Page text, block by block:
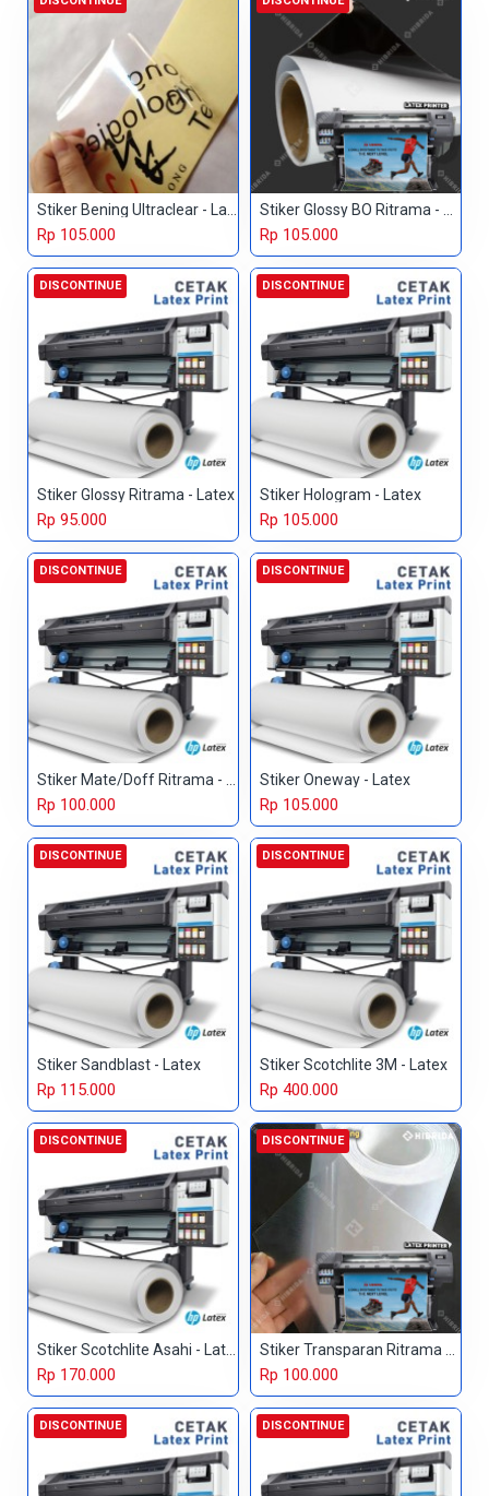
Stiker Bening Ultraclear - Latex
Rp 105.000
Stiker Glossy BO Ritrama - Latex
Rp 105.000
DISCONTINUE
Stiker Glossy Ritrama - Latex
Rp 95.000
DISCONTINUE
Stiker Hologram - Latex
Rp 105.000
DISCONTINUE
Rp 100.000
DISCONTINUE
Stiker Oneway - Latex
Rp 105.000
DISCONTINUE
Stiker Sandblast - Latex
Rp 115.000
DISCONTINUE
Stiker Scotchlite 3M - Latex
Rp 400.000
DISCONTINUE
Rp 170.000
DISCONTINUE
Rp 100.000
DISCONTINUE DISCONTINUE